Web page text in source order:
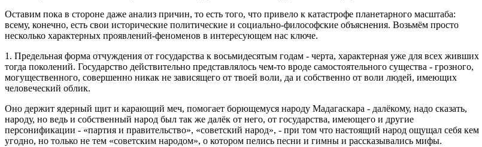
Оставим пока в стороне даже анализ причин, то есть того, что привело к катастрофе планетарного масштаба:
всему, конечно, есть свои исторические политические и социально-философские объяснения. Возьмём просто
несколько характерных проявлений-феноменов в интересующем нас ключе.
1. Предельная форма отчуждения от государства к восьмидесятым годам - черта, характерная уже для всех живших
тогда поколений. Государство действительно представлялось чем‑то вроде самостоятельного существа - грозного,
могущественного, совершенно никак не зависящего от твоей воли, да и собственно от воли людей, имеющих
человеческий облик.
Оно держит ядерный щит и карающий меч, помогает борющемуся народу Мадагаскара - далёкому, надо сказать,
народу, но ведь и собственный народ был так же далёк от него, от государства, имеющего и другие
персонификации - «партия и правительство», «советский народ», - при том что настоящий народ ощущал себя кем
угодно, но только не тем «советским народом», о котором пелись песни и гимны и рассказывались мифы.